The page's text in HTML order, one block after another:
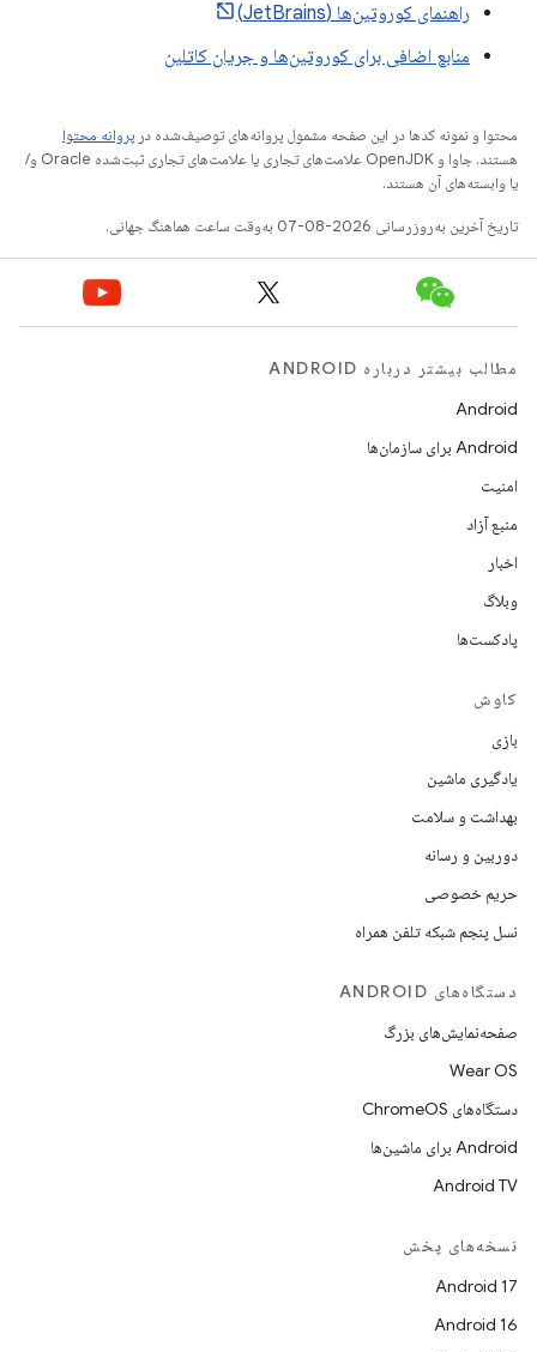
راهنمای کوروتین‌ها (JetBrains)
منابع اضافی برای کوروتین‌ها و جریان کاتلین
محتوا و نمونه کدها در این صفحه مشمول پروانه‌های توصیف‌شده در پروانه محتوا
هستند. جاوا و OpenJDK علامت‌های تجاری یا علامت‌های تجاری ثبت‌شده Oracle و/
یا وابسته‌های آن هستند.
تاریخ آخرین به‌روزرسانی 2026-08-07 به‌وقت ساعت هماهنگ جهانی.
مطالب بیشتر درباره ANDROID
Android
Android برای سازمان‌ها
امنیت
منبع آزاد
اخبار
وبلاگ
پادکست‌ها
کاوش
بازی
یادگیری ماشین
بهداشت و سلامت
دوربین و رسانه
حریم خصوصی
نسل پنجم شبکه تلفن همراه
دستگاه‌های ANDROID
صفحه‌نمایش‌های بزرگ
Wear OS
دستگاه‌های ChromeOS
Android برای ماشین‌ها
Android TV
نسخه‌های پخش
Android 17
Android 16